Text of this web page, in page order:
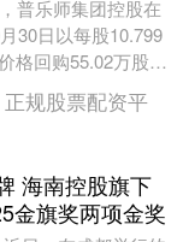
普乐师集团控股在
30日以每股10.799
格回购55.02万股，
元。....
正规股票配资平
海南控股旗下
金旗奖两项金奖